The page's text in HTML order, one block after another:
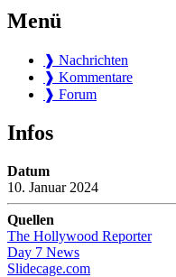
Menü
❱ Nachrichten
❱ Kommentare
❱ Forum
Infos
Datum
10. Januar 2024
Quellen
The Hollywood Reporter
Day 7 News
Slidecage.com